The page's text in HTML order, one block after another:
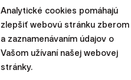
stredu 25. 6. 2025 budet...
Radoslav
Kasík
|16. júna
2025
Webináre
Analytické cookies pomáhajú
zlepšiť webovú stránku zberom
a zaznamenávaním údajov o
Vašom užívaní našej webovej
stránky.